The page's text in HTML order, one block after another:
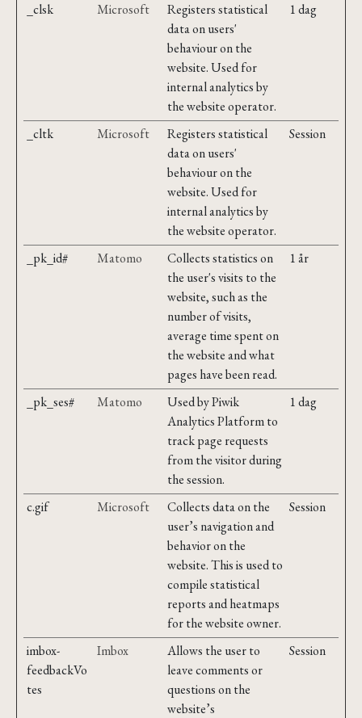
_clsk Microsoft
Registers statistical
data on users'
behaviour on the
website. Used for
internal analytics by
the website operator.
1 dag
_cltk Microsoft
Registers statistical
data on users'
behaviour on the
website. Used for
internal analytics by
the website operator.
Session
_pk_id# Matomo
Collects statistics on
the user's visits to the
website, such as the
number of visits,
average time spent on
the website and what
pages have been read.
1 år
_pk_ses# Matomo
Used by Piwik
Analytics Platform to
track page requests
from the visitor during
the session.
1 dag
c.gif Microsoft
Collects data on the
user’s navigation and
behavior on the
website. This is used to
compile statistical
reports and heatmaps
for the website owner.
Session
imbox-
feedbackVo
tes
Imbox
Allows the user to
leave comments or
questions on the
website’s
Session